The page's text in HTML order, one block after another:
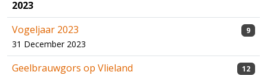
2023
Vogeljaar 2023
31 December 2023
9
Geelbrauwgors op Vlieland 12